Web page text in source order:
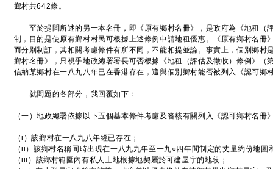
鄉村共642條。
至於提問所述的另一本名冊，即《原有鄉村名冊》，是政府為《地租（
制，目的是使原有鄉村村民可根據上述條例申請地租優惠。《原有鄉村名冊
而分別制訂，其相關考慮條件有所不同，不能相提並論。事實上，個別鄉村
鄉村名冊》，只視乎地政總署署長可否根據《地租（評估及徵收）條例》（
信納某鄉村在一八九八年已在香港存在，這與個別鄉村能否被列入《認可鄉
就問題的各部分，我回覆如下：
（一）地政總署依據以下五個基本條件考慮及審核有關列入《認可鄉村名冊
（i）該鄉村在一八九八年經已存在；
（ii）該鄉村名稱同時出現在一八九九年至一九○四年間制定的丈量約份地
（iii）該鄉村範圍內有私人土地根據地契屬於可建屋宇的地段；